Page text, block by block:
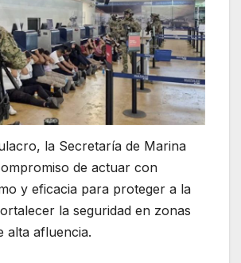
la Secretaría de Marina
de actuar con
y eficacia para proteger a la
la seguridad en zonas
alta afluencia.